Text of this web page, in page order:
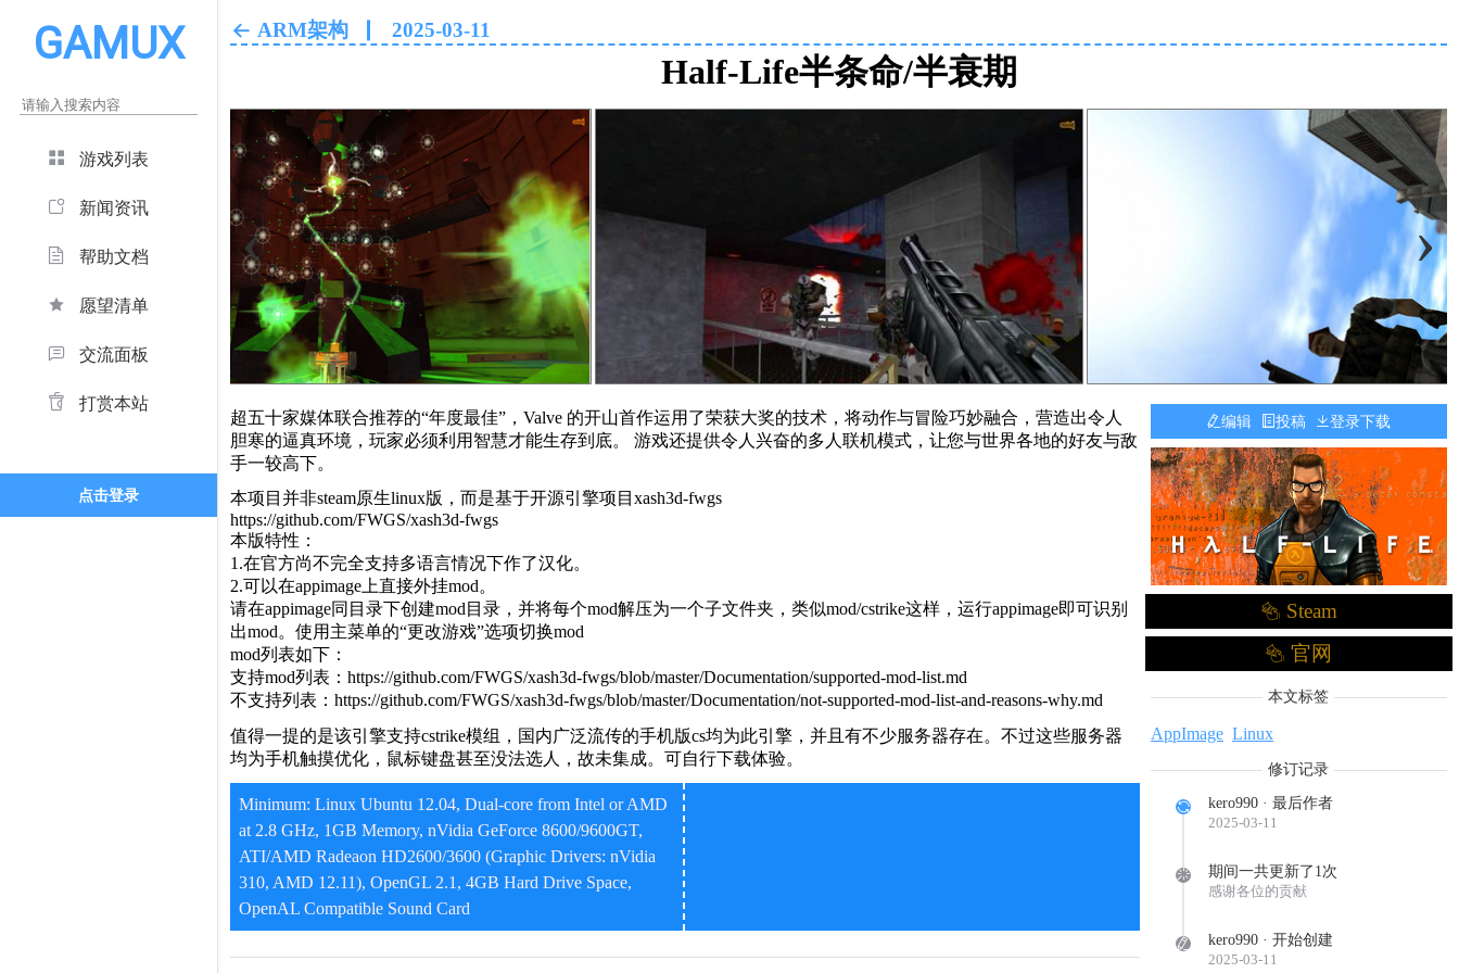
GAMUX
游戏列表
新闻资讯
帮助文档
愿望清单
交流面板
打赏本站
点击登录
ARM架构 2025-03-11
Half-Life半条命/半衰期
‹ ›
超五十家媒体联合推荐的“年度最佳”，Valve 的开山首作运用了荣获大奖的技术，将动作与冒险巧妙融合，营造出令人
胆寒的逼真环境，玩家必须利用智慧才能生存到底。 游戏还提供令人兴奋的多人联机模式，让您与世界各地的好友与敌
手一较高下。
本项目并非steam原生linux版，而是基于开源引擎项目xash3d-fwgs
https://github.com/FWGS/xash3d-fwgs
本版特性：
1.在官方尚不完全支持多语言情况下作了汉化。
2.可以在appimage上直接外挂mod。
请在appimage同目录下创建mod目录，并将每个mod解压为一个子文件夹，类似mod/cstrike这样，运行appimage即可识别
出mod。使用主菜单的“更改游戏”选项切换mod
mod列表如下：
支持mod列表：https://github.com/FWGS/xash3d-fwgs/blob/master/Documentation/supported-mod-list.md
不支持列表：https://github.com/FWGS/xash3d-fwgs/blob/master/Documentation/not-supported-mod-list-and-reasons-why.md
值得一提的是该引擎支持cstrike模组，国内广泛流传的手机版cs均为此引擎，并且有不少服务器存在。不过这些服务器
均为手机触摸优化，鼠标键盘甚至没法选人，故未集成。可自行下载体验。
Minimum: Linux Ubuntu 12.04, Dual-core from Intel or AMD
at 2.8 GHz, 1GB Memory, nVidia GeForce 8600/9600GT,
ATI/AMD Radeaon HD2600/3600 (Graphic Drivers: nVidia
310, AMD 12.11), OpenGL 2.1, 4GB Hard Drive Space,
OpenAL Compatible Sound Card
编辑 投稿 登录下载
Steam
官网
本文标签
AppImage Linux
修订记录
kero990 · 最后作者
2025-03-11
期间一共更新了1次
感谢各位的贡献
kero990 · 开始创建
2025-03-11